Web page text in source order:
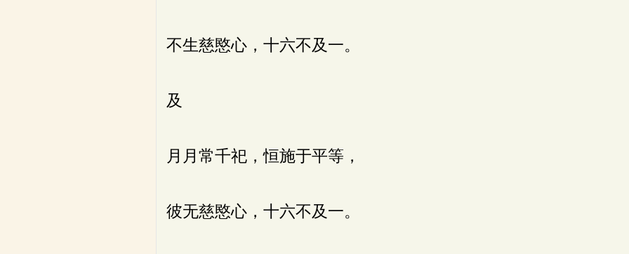
不生慈愍心，十六不及一。
及
月月常千祀，恒施于平等，
彼无慈愍心，十六不及一。